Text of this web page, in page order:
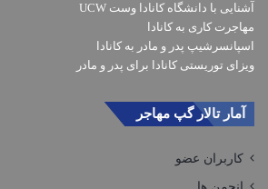
آشنایی با دانشگاه کانادا وست UCW
مهاجرت کاری به کانادا
اسپانسرشیپ پدر و مادر به کانادا
ویزای توریستی کانادا برای پدر و مادر
آمار تالار گپ مهاجر
کاربران عضو